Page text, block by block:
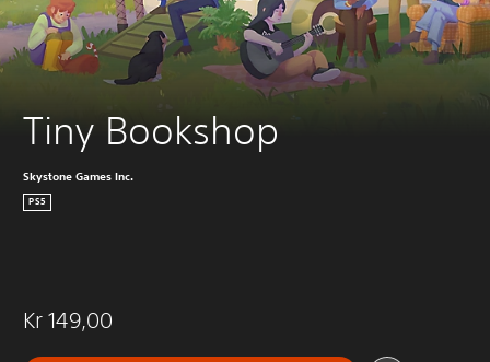
Tiny Bookshop
Skystone Games Inc.
PS5
Kr 149,00